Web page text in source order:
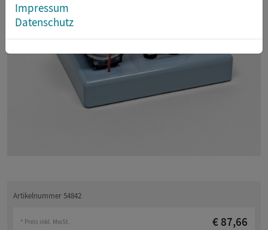
Impressum
Datenschutz
Artikelnummer 54842
* Preis inkl. MwSt. € 87,66